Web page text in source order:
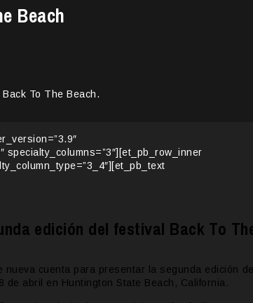
Beach
To The Beach.
specialty_columns=”3″][et_pb_row_inner
edición del festival Back To
nueva cuenta para presentar la segunda edición
abril en Huntington State Beach, California.